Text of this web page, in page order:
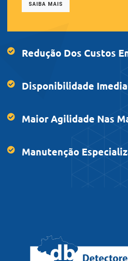
SAIBA MAIS
Redução Dos Custos
Disponibilidade
Maior Agilidade Nas
Manutenção